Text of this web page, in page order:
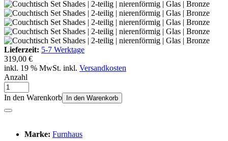
Lieferzeit: 5-7 Werktage
319,00 €
inkl. 19 % MwSt. inkl. Versandkosten
Anzahl
In den Warenkorb In den Warenkorb
Marke: Furnhaus